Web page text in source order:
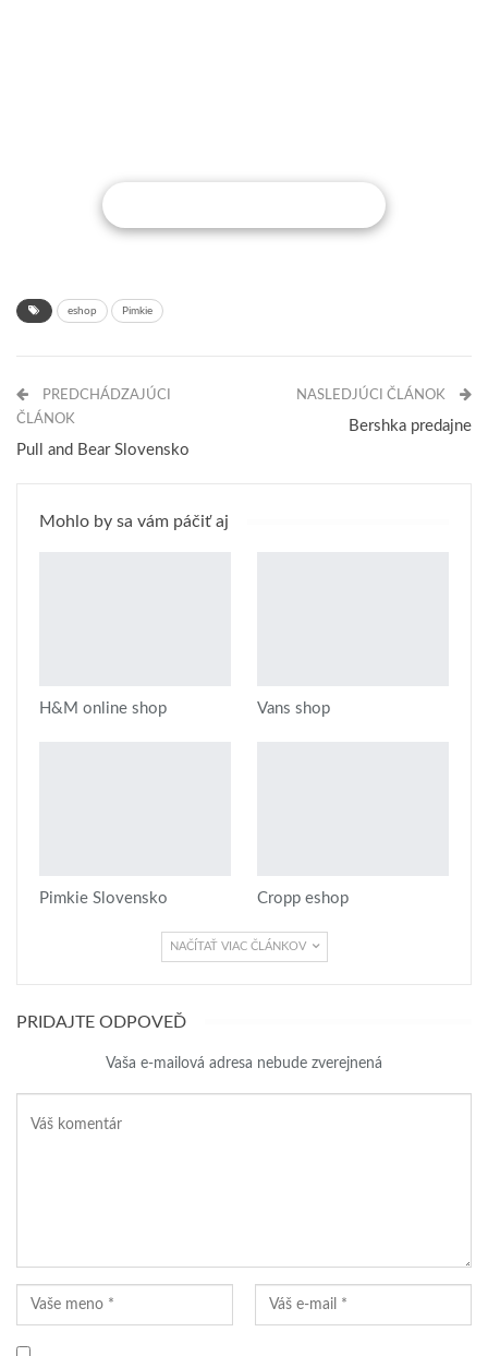
eshop Pimkie
PREDCHÁDZAJÚCI
ČLÁNOK
Pull and Bear Slovensko
NASLEDJÚCI ČLÁNOK
Bershka predajne
Mohlo by sa vám páčiť aj
H&M online shop Vans shop
Pimkie Slovensko Cropp eshop
NAČÍTAŤ VIAC ČLÁNKOV
PRIDAJTE ODPOVEĎ
Vaša e-mailová adresa nebude zverejnená